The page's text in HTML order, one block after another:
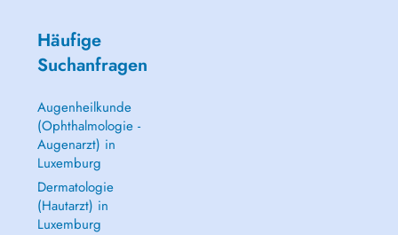
Häufige
Suchanfragen
Augenheilkunde
(Ophthalmologie -
Augenarzt) in
Luxemburg
Dermatologie
(Hautarzt) in
Luxemburg